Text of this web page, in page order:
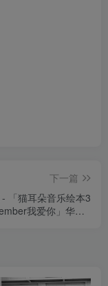
下一篇
- 「猫耳朵音乐绘本3
我爱你」华研 -